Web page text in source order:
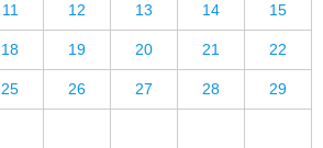
11 12 13 14 15
18 19 20 21 22
25 26 27 28 29